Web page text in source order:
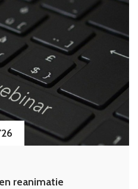
reanimatie